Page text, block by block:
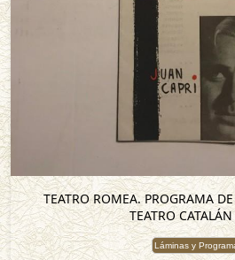
TEATRO ROMEA. PROGRAMA
TEATRO
Láminas y